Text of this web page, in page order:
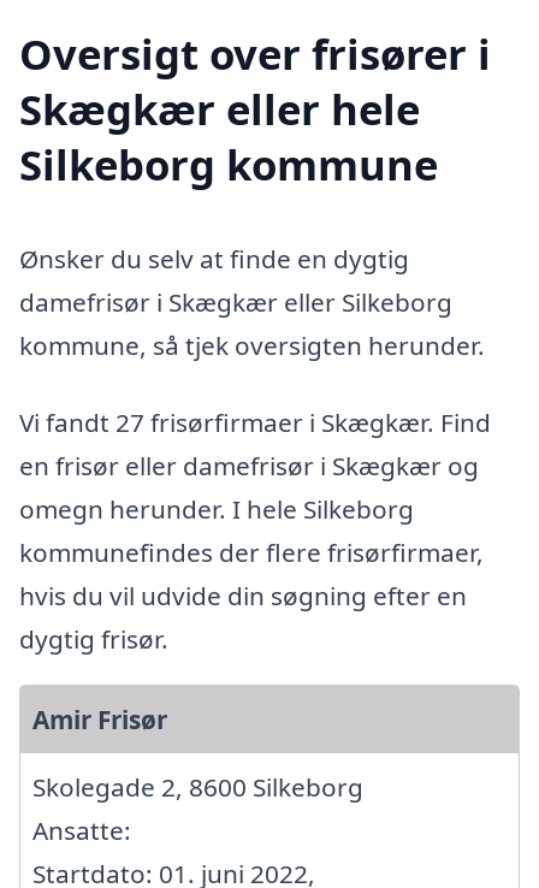
Oversigt over frisører i
Skægkær eller hele
Silkeborg kommune
Ønsker du selv at finde en dygtig
damefrisør i Skægkær eller Silkeborg
kommune, så tjek oversigten herunder.
Vi fandt 27 frisørfirmaer i Skægkær. Find
en frisør eller damefrisør i Skægkær og
omegn herunder. I hele Silkeborg
kommunefindes der flere frisørfirmaer,
hvis du vil udvide din søgning efter en
dygtig frisør.
Amir Frisør
Skolegade 2, 8600 Silkeborg
Ansatte:
Startdato: 01. juni 2022,